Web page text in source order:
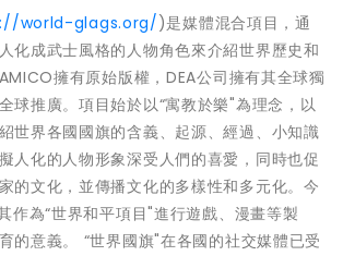
world-glags.org/)是媒體混合項目，通
化成武士風格的人物角色來介紹世界歷史和
擁有原始版權，DEA公司擁有其全球獨
球推廣。項目始於以“寓教於樂"為理念，以
世界各國國旗的含義、起源、經過、小知識
人化的人物形象深受人們的喜愛，同時也促
的文化，並傳播文化的多樣性和多元化。今
作為“世界和平項目"進行遊戲、漫畫等製
的意義。 “世界國旗"在各國的社交媒體已受